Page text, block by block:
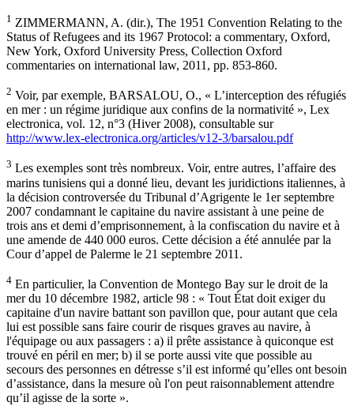
1 ZIMMERMANN, A. (dir.), The 1951 Convention Relating to the
Status of Refugees and its 1967 Protocol: a commentary, Oxford,
New York, Oxford University Press, Collection Oxford
commentaries on international law, 2011, pp. 853-860.
2 Voir, par exemple, BARSALOU, O., « L’interception des réfugiés
en mer : un régime juridique aux confins de la normativité », Lex
electronica, vol. 12, n°3 (Hiver 2008), consultable sur
http://www.lex-electronica.org/articles/v12-3/barsalou.pdf
3 Les exemples sont très nombreux. Voir, entre autres, l’affaire des
marins tunisiens qui a donné lieu, devant les juridictions italiennes, à
la décision controversée du Tribunal d’Agrigente le 1er septembre
2007 condamnant le capitaine du navire assistant à une peine de
trois ans et demi d’emprisonnement, à la confiscation du navire et à
une amende de 440 000 euros. Cette décision a été annulée par la
Cour d’appel de Palerme le 21 septembre 2011.
4 En particulier, la Convention de Montego Bay sur le droit de la
mer du 10 décembre 1982, article 98 : « Tout État doit exiger du
capitaine d'un navire battant son pavillon que, pour autant que cela
lui est possible sans faire courir de risques graves au navire, à
l'équipage ou aux passagers : a) il prête assistance à quiconque est
trouvé en péril en mer; b) il se porte aussi vite que possible au
secours des personnes en détresse s’il est informé qu’elles ont besoin
d’assistance, dans la mesure où l'on peut raisonnablement attendre
qu’il agisse de la sorte ».